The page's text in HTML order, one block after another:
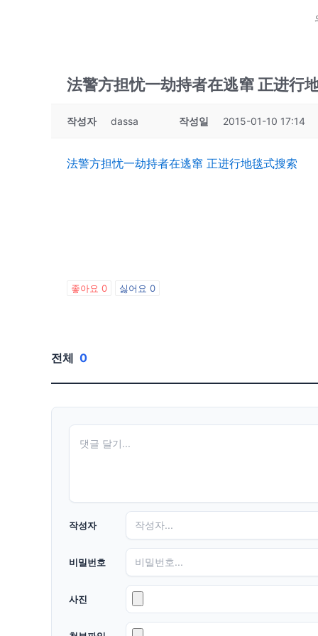
法警方担忧一劫持者在逃窜 正进行
작성자 dassa 작성일 2015-01-10 17:14
法警方担忧一劫持者在逃窜 正进行地毯式搜索
좋아요 0 싫어요 0
전체 0
작성자
비밀번호
사진